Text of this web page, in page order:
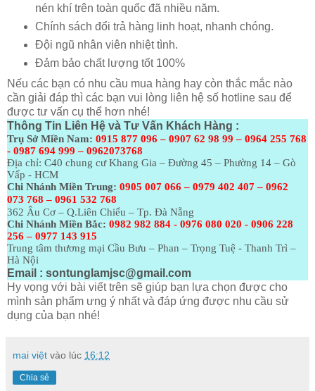
nén khí trên toàn quốc đã nhiều năm.
Chính sách đổi trả hàng linh hoạt, nhanh chóng.
Đội ngũ nhân viên nhiệt tình.
Đảm bảo chất lượng tốt 100%
Nếu các bạn có nhu cầu mua hàng hay còn thắc mắc nào
cần giải đáp thì các bạn vui lòng liên hệ số hotline sau để
được tư vấn cụ thể hơn nhé!
Thông Tin Liên Hệ và Tư Vấn Khách Hàng :
Trụ Sở Miền Nam: 0915 877 096 – 0907 62 98 99 – 0964 255 768
- 0987 694 999 – 0962073768
Địa chỉ: C40 chung cư Khang Gia – Đường 45 – Phường 14 – Gò
Vấp - HCM
Chi Nhánh Miền Trung: 0905 007 066 – 0979 402 407 – 0962
073 768 – 0961 532 768
362 Âu Cơ – Q.Liên Chiểu – Tp. Đà Nẵng
Chi Nhánh Miền Bắc: 0982 982 884 - 0976 080 020 - 0906 228
256 – 0977 143 915
Trung tâm thương mại Cầu Bưu – Phan – Trọng Tuệ - Thanh Trì –
Hà Nội
Email : sontunglamjsc@gmail.com
Hy vọng với bài viết trên sẽ giúp bạn lựa chọn được cho
mình sản phẩm ưng ý nhất và đáp ứng được nhu cầu sử
dụng của bạn nhé!
mai việt vào lúc 16:12
Chia sẻ